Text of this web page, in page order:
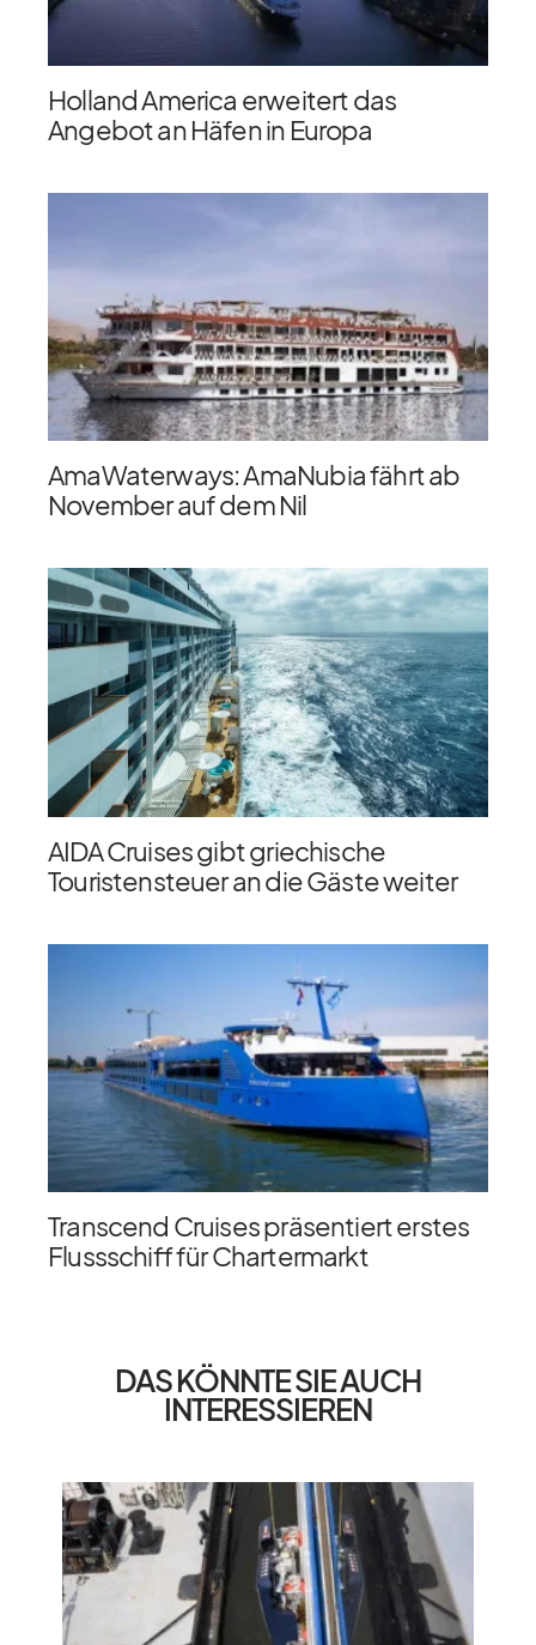
Holland America erweitert das
Angebot an Häfen in Europa
AmaWaterways: AmaNubia fährt ab
November auf dem Nil
AIDA Cruises gibt griechische
Touristensteuer an die Gäste weiter
Transcend Cruises präsentiert erstes
Flussschiff für Chartermarkt
DAS KÖNNTE SIE AUCH
INTERESSIEREN